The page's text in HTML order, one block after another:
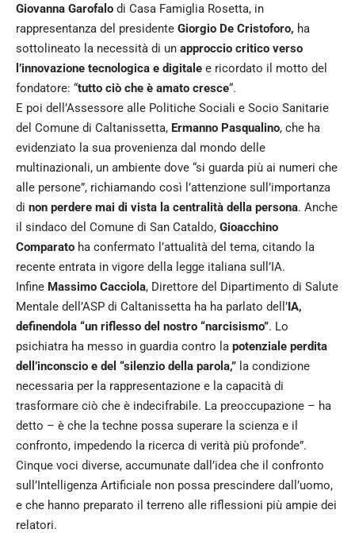
Giovanna Garofalo di Casa Famiglia Rosetta, in
rappresentanza del presidente Giorgio De Cristoforo, ha
sottolineato la necessità di un approccio critico verso
l’innovazione tecnologica e digitale e ricordato il motto del
fondatore: “tutto ciò che è amato cresce“.
E poi dell’Assessore alle Politiche Sociali e Socio Sanitarie
del Comune di Caltanissetta, Ermanno Pasqualino, che ha
evidenziato la sua provenienza dal mondo delle
multinazionali, un ambiente dove “si guarda più ai numeri che
alle persone”, richiamando così l’attenzione sull’importanza
di non perdere mai di vista la centralità della persona. Anche
il sindaco del Comune di San Cataldo, Gioacchino
Comparato ha confermato l’attualità del tema, citando la
recente entrata in vigore della legge italiana sull’IA.
Infine Massimo Cacciola, Direttore del Dipartimento di Salute
Mentale dell’ASP di Caltanissetta ha ha parlato dell’IA,
definendola “un riflesso del nostro “narcisismo”. Lo
psichiatra ha messo in guardia contro la potenziale perdita
dell’inconscio e del “silenzio della parola,” la condizione
necessaria per la rappresentazione e la capacità di
trasformare ciò che è indecifrabile. La preoccupazione – ha
detto – è che la techne possa superare la scienza e il
confronto, impedendo la ricerca di verità più profonde”.
Cinque voci diverse, accumunate dall’idea che il confronto
sull’Intelligenza Artificiale non possa prescindere dall’uomo,
e che hanno preparato il terreno alle riflessioni più ampie dei
relatori.